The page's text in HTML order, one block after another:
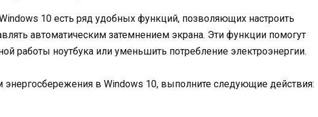
10 есть ряд удобных функций, позволяющих настроить
автоматическим затемнением экрана. Эти функции помогут
работы ноутбука или уменьшить потребление электроэнергии.
энергосбережения в Windows 10, выполните следующие действия: